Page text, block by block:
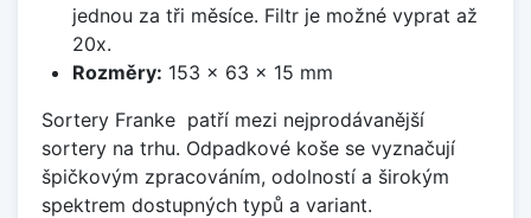
jednou za tři měsíce. Filtr je možné vyprat až
20x.
Rozměry: 153 x 63 x 15 mm
Sortery Franke patří mezi nejprodávanější
sortery na trhu. Odpadkové koše se vyznačují
špičkovým zpracováním, odolností a širokým
spektrem dostupných typů a variant.